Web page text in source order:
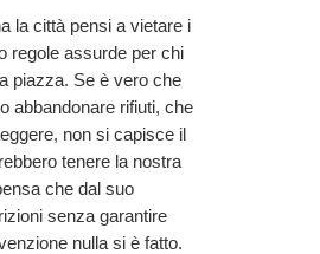
la città pensi a vietare i
regole assurde per chi
piazza. Se è vero che
abbandonare rifiuti, che
non si capisce il
tenere la nostra
che dal suo
senza garantire
nulla si è fatto.